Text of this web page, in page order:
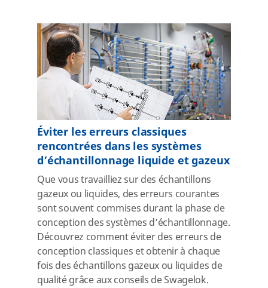
Éviter les erreurs classiques
rencontrées dans les systèmes
d’échantillonnage liquide et gazeux
Que vous travailliez sur des échantillons
gazeux ou liquides, des erreurs courantes
sont souvent commises durant la phase de
conception des systèmes d’échantillonnage.
Découvrez comment éviter des erreurs de
conception classiques et obtenir à chaque
fois des échantillons gazeux ou liquides de
qualité grâce aux conseils de Swagelok.